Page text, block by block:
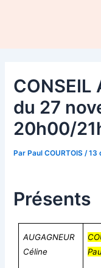
CONSEIL
du 27
20h00/
ParPaul COURTOIS /13
Présents
AUGAGNEUR
Céline